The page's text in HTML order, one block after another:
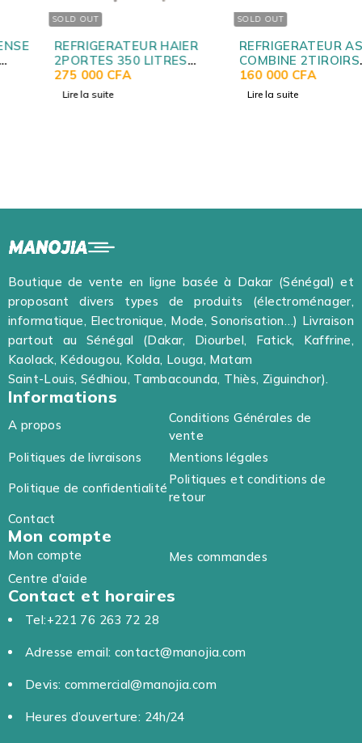
REFRIGERATEUR HAIER
2PORTES 350 LITRES
275 000CFA
Lire la suite
REFRIGERATEUR ASTECH
COMBINE 2TIROIRS
SILVER FC155S
160 000CFA
Lire la suite
Boutique de vente en ligne basée à Dakar (Sénégal) et
proposant divers types de produits (électroménager,
informatique, Electronique, Mode, Sonorisation…) Livraison
partout au Sénégal (Dakar, Diourbel, Fatick, Kaffrine,
Kaolack, Kédougou, Kolda, Louga, Matam
Saint-Louis, Sédhiou, Tambacounda, Thiès, Ziguinchor).
Informations
A propos
Conditions Générales de
vente
Politiques de livraisons
Mentions légales
Politique de confidentialité
Politiques et conditions de
retour
Contact
Mon compte
Mon compte
Mes commandes
Centre d'aide
Contact et horaires
Tel:+221 76 263 72 28
Adresse email: contact@manojia.com
Devis: commercial@manojia.com
Heures d’ouverture: 24h/24